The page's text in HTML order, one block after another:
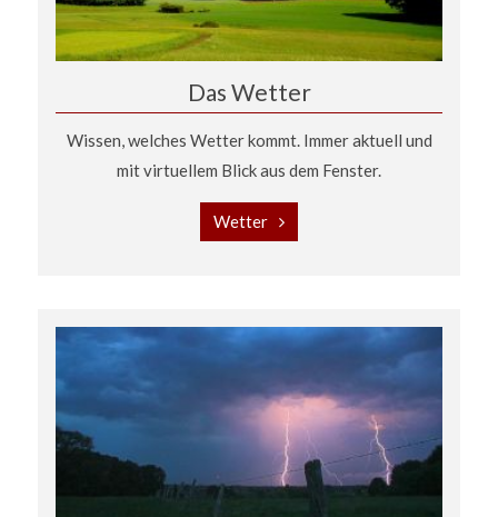
Das Wetter
Wissen, welches Wetter kommt. Immer aktuell und
mit virtuellem Blick aus dem Fenster.
Wetter